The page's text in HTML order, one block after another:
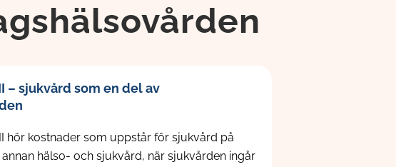
– sjukvård som en del av
hör kostnader som uppstår för sjukvård på
hälso- och sjukvård, när sjukvården ingår